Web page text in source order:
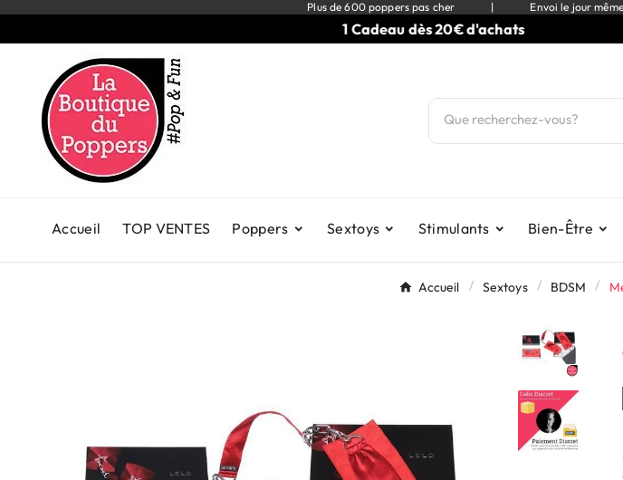
Plus de 600 poppers pas cher | Envoi le jour
1 Cadeau dès 20€ d'achats
Accueil TOP VENTES Poppers Sextoys Stimulants Bien-Être
Accueil Sextoys BDSM